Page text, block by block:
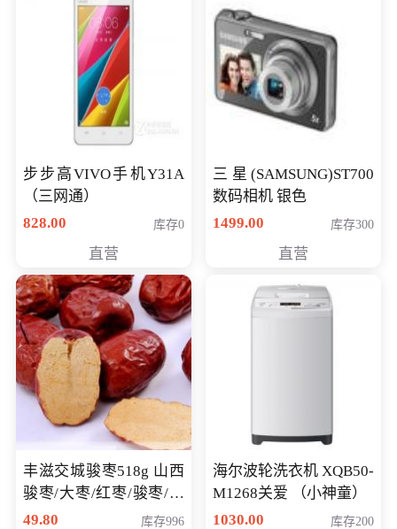
步步高VIVO手机Y31A
（三网通）
828.00
库存0
直营
三星(SAMSUNG)ST700
数码相机 银色
1499.00
库存300
直营
丰滋交城骏枣518g 山西
骏枣/大枣/红枣/骏枣/热
销千件/
49.80 库存996
海尔波轮洗衣机 XQB50-
M1268关爱 （小神童）
1030.00
库存200